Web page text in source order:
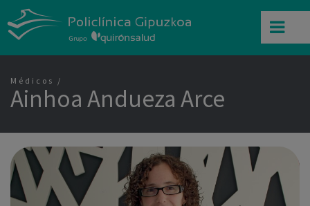
Médicos
Ainhoa Andueza Arce